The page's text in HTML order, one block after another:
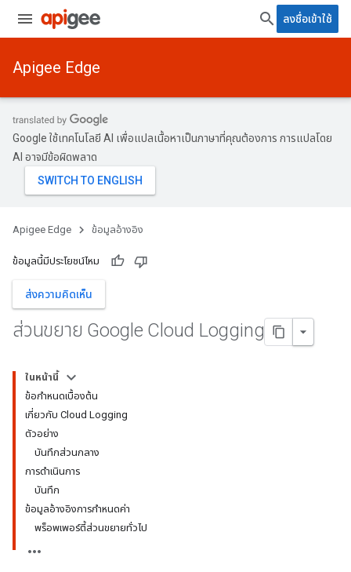
ลงชื่อเข้าใช้
Apigee Edge
Google ใช้เทคโนโลยี AI เพื่อแปลเนื้อหาเป็นภาษาที่คุณต้องการ การแปลโดย
AI อาจมีข้อผิดพลาด
Apigee Edge ข้อมูลอ้างอิง
ข้อมูลนี้มีประโยชน์ไหม
ส่งความคิดเห็น
ส่วนขยาย Google Cloud Logging
ในหน้านี้
ข้อกำหนดเบื้องต้น
เกี่ยวกับ Cloud Logging
ตัวอย่าง
บันทึกส่วนกลาง
การดำเนินการ
บันทึก
ข้อมูลอ้างอิงการกำหนดค่า
พร็อพเพอร์ตี้ส่วนขยายทั่วไป